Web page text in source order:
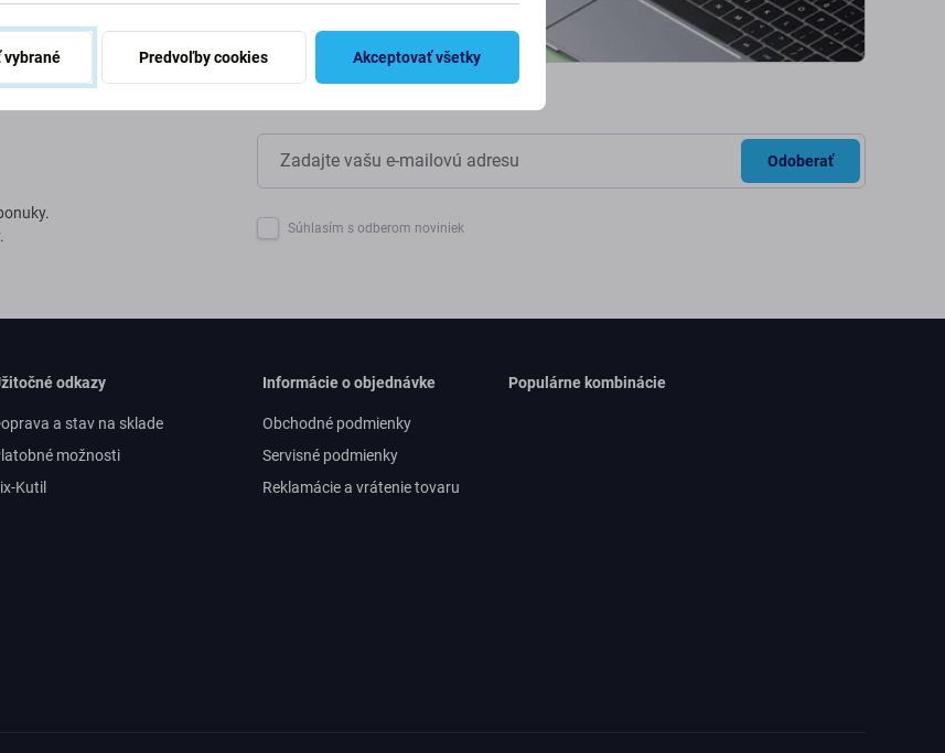
Odoberať
Súhlasím s odberom noviniek
odkazy
a stav na sklade
možnosti
Kutil
Informácie o objednávke
Obchodné podmienky
Servisné podmienky
Reklamácie a vrátenie tovaru
Populárne kombinácie
vybrané Predvoľby cookies Akceptovať všetky